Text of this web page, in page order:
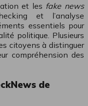
et les fake news
et l’analyse
essentiels pour
politique. Plusieurs
citoyens à distinguer
compréhension des
de